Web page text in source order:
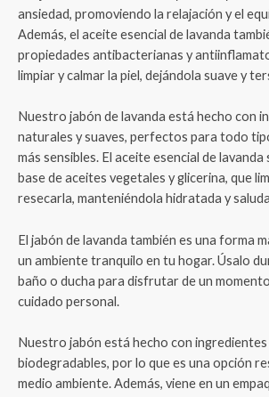
ansiedad, promoviendo la relajación y el
Además, el aceite esencial de lavanda
propiedades antibacterianas y
limpiar y calmar la piel, dejándola suave y
Nuestro jabón de lavanda está hecho con
naturales y suaves, perfectos para todo
más sensibles. El aceite esencial de lavanda
base de aceites vegetales y glicerina, que
resecarla, manteniéndola hidratada y
El jabón de lavanda también es una forma
un ambiente tranquilo en tu hogar. Úsalo
baño o ducha para disfrutar de un
cuidado personal.
Nuestro jabón está hecho con
biodegradables, por lo que es una opción
medio ambiente. Además, viene en un